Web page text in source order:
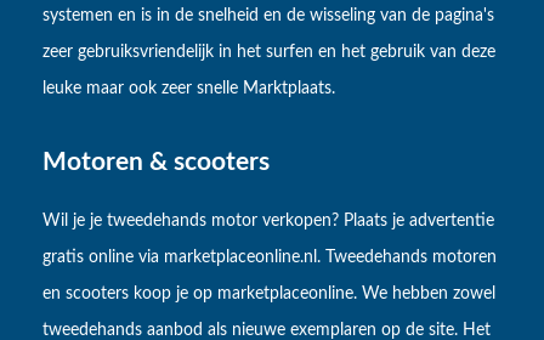
systemen en is in de snelheid en de wisseling van de pagina's
zeer gebruiksvriendelijk in het surfen en het gebruik van deze
leuke maar ook zeer snelle Marktplaats.
Motoren & scooters
Wil je je tweedehands motor verkopen? Plaats je advertentie
gratis online via marketplaceonline.nl. Tweedehands motoren
en scooters koop je op marketplaceonline. We hebben zowel
tweedehands aanbod als nieuwe exemplaren op de site. Het